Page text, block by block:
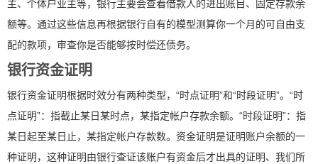
主、个体户业主等，银行主要会查看借款人的进出账目、固定存款余
额等。通过这些信息再根据银行自有的模型测算你一个月的可自由支
配的款项，审查你是否能够按时偿还债务。
银行资金证明
银行资金证明根据时效分有两种类型，“时点证明”和“时段证明”。“时
点证明”：指截止某日某时点，某指定帐户存款余额。“时段证明”：指
某日起至某日止，某指定帐户存款数。资金证明是证明账户余额的一
种证明，这种证明由银行查证该账户有资金后才出具的证明、我们所